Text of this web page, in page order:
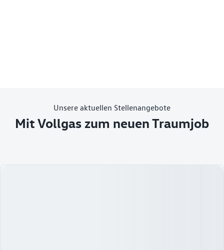
Unsere aktuellen Stellenangebote
Mit Vollgas zum neuen Traumjob